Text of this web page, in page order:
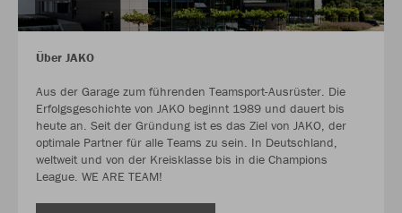
Über JAKO
Aus der Garage zum führenden Teamsport-Ausrüster. Die
Erfolgsgeschichte von JAKO beginnt 1989 und dauert bis
heute an. Seit der Gründung ist es das Ziel von JAKO, der
optimale Partner für alle Teams zu sein. In Deutschland,
weltweit und von der Kreisklasse bis in die Champions
League. WE ARE TEAM!